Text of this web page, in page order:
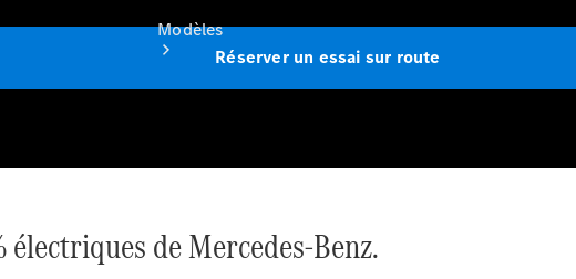
Modèles
Nouveaux modèles
Réserver un essai sur route
de Mercedes-Benz.